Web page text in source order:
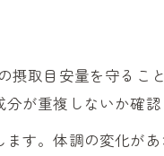
摂取目安量を守るこ
が重複しないか確認
す。体調の変化があ